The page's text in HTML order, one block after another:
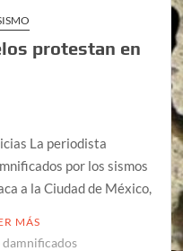
protestan en
La periodista
por los sismos
a la Ciudad de México,
MÁS